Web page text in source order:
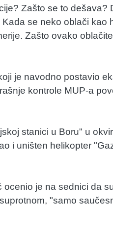
Zašto se to dešava?
se neko oblači kao
Zašto ovako
je navodno postavio
kontrole MUP-a
stanici u Boru" u
i uništen helikopter
je na sednici da
"samo